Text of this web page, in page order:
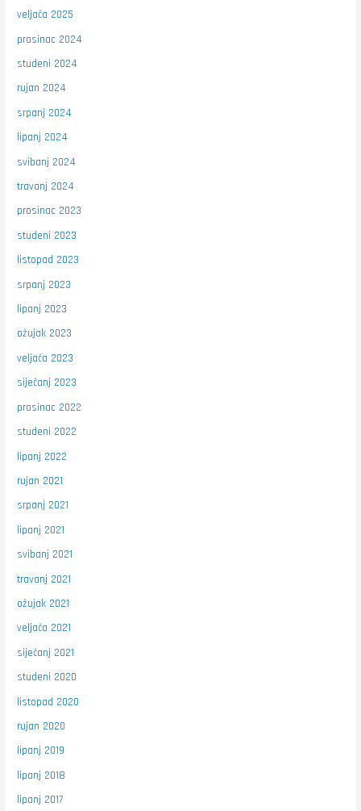
veljača 2025
prosinac 2024
studeni 2024
rujan 2024
srpanj 2024
lipanj 2024
svibanj 2024
travanj 2024
prosinac 2023
studeni 2023
listopad 2023
srpanj 2023
lipanj 2023
ožujak 2023
veljača 2023
siječanj 2023
prosinac 2022
studeni 2022
lipanj 2022
rujan 2021
srpanj 2021
lipanj 2021
svibanj 2021
travanj 2021
ožujak 2021
veljača 2021
siječanj 2021
studeni 2020
listopad 2020
rujan 2020
lipanj 2019
lipanj 2018
lipanj 2017